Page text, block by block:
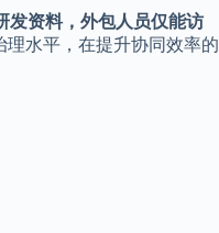
发资料，外包人员仅能访
水平，在提升协同效率的